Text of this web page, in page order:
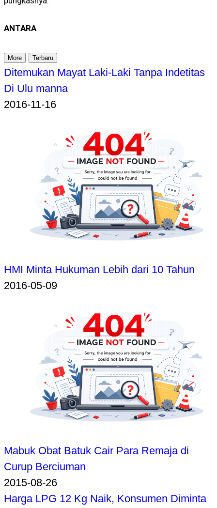
ANTARA
More Terbaru
Ditemukan Mayat Laki-Laki Tanpa Indetitas
Di Ulu manna
2016-11-16
HMI Minta Hukuman Lebih dari 10 Tahun
2016-05-09
Mabuk Obat Batuk Cair Para Remaja di
Curup Berciuman
2015-08-26
Harga LPG 12 Kg Naik, Konsumen Diminta